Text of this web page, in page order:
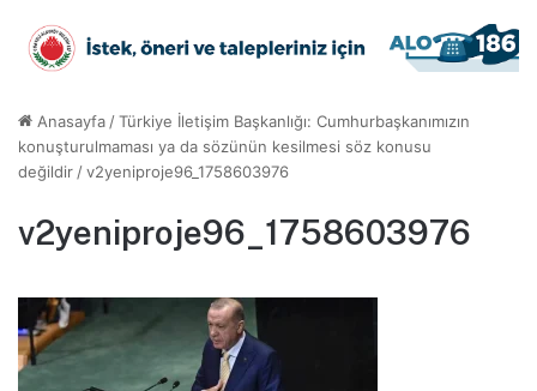
Anasayfa /Türkiye İletişim Başkanlığı: Cumhurbaşkanımızın
konuşturulmaması ya da sözünün kesilmesi söz konusu
değildir /v2yeniproje96_1758603976
v2yeniproje96_1758603976